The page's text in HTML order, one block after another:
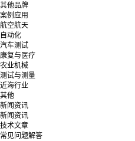
其他品牌
案例应用
航空航天
自动化
汽车测试
康复与医疗
农业机械
测试与测量
近海行业
其他
新闻资讯
新闻资讯
技术文章
常见问题解答